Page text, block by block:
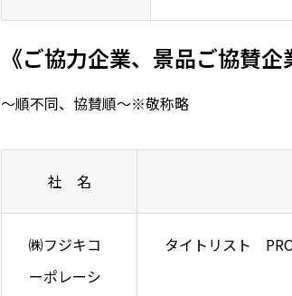
《ご協力企業、景品ご協賛企
～順不同、協賛順～※敬称略
社 名
㈱フジキコ
ーポレーシ
タイトリスト